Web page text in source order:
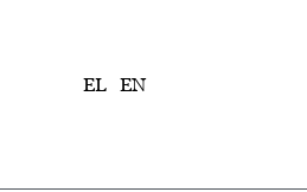
EL EN